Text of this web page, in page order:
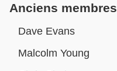
Anciens membres
Dave Evans
Malcolm Young